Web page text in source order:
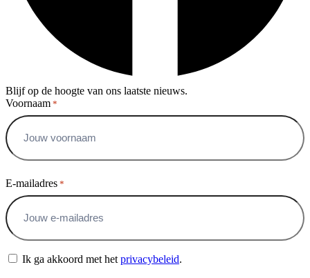
Blijf op de hoogte van ons laatste nieuws.
Voornaam *
E-mailadres *
Instemming
Ik ga akkoord met het privacybeleid.